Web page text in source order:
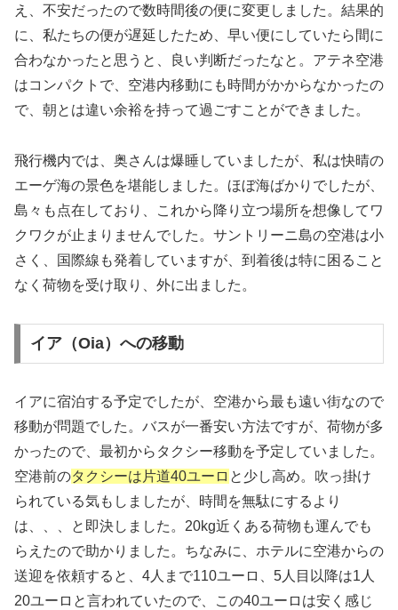
え、不安だったので数時間後の便に変更しました。結果的
に、私たちの便が遅延したため、早い便にしていたら間に
合わなかったと思うと、良い判断だったなと。アテネ空港
はコンパクトで、空港内移動にも時間がかからなかったの
で、朝とは違い余裕を持って過ごすことができました。
飛行機内では、奥さんは爆睡していましたが、私は快晴の
エーゲ海の景色を堪能しました。ほぼ海ばかりでしたが、
島々も点在しており、これから降り立つ場所を想像してワ
クワクが止まりませんでした。サントリーニ島の空港は小
さく、国際線も発着していますが、到着後は特に困ること
なく荷物を受け取り、外に出ました。
イア（Oia）への移動
イアに宿泊する予定でしたが、空港から最も遠い街なので
移動が問題でした。バスが一番安い方法ですが、荷物が多
かったので、最初からタクシー移動を予定していました。
空港前のタクシーは片道40ユーロ と少し高め。吹っ掛け
られている気もしましたが、時間を無駄にするより
は、、、と即決しました。20kg近くある荷物も運んでも
らえたので助かりました。ちなみに、ホテルに空港からの
送迎を依頼すると、4人まで110ユーロ、5人目以降は1人
20ユーロと言われていたので、この40ユーロは安く感じ